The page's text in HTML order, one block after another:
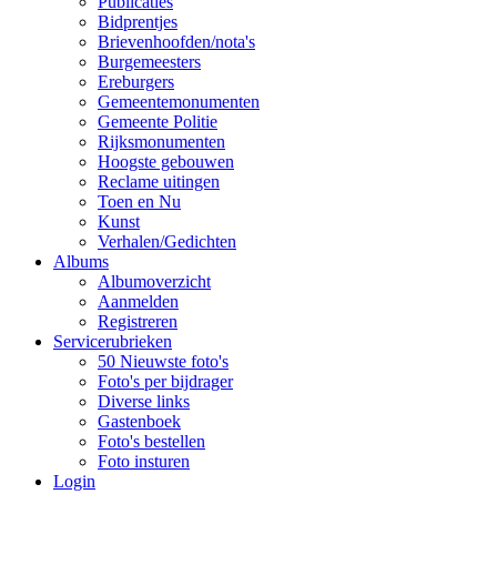
Bidprentjes
Brievenhoofden/nota's
Burgemeesters
Ereburgers
Gemeentemonumenten
Gemeente Politie
Rijksmonumenten
Hoogste gebouwen
Reclame uitingen
Toen en Nu
Kunst
Verhalen/Gedichten
Albums
Albumoverzicht
Aanmelden
Registreren
Servicerubrieken
50 Nieuwste foto's
Foto's per bijdrager
Diverse links
Gastenboek
Foto's bestellen
Foto insturen
Login